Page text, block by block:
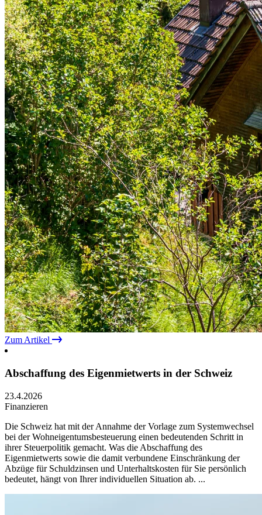
Zum Artikel
Abschaffung des Eigenmietwerts in der Schweiz
23.4.2026
Finanzieren
Die Schweiz hat mit der Annahme der Vorlage zum Systemwechsel
bei der Wohneigentumsbesteuerung einen bedeutenden Schritt in
ihrer Steuerpolitik gemacht. Was die Abschaffung des
Eigenmietwerts sowie die damit verbundene Einschränkung der
Abzüge für Schuldzinsen und Unterhaltskosten für Sie persönlich
bedeutet, hängt von Ihrer individuellen Situation ab. ...